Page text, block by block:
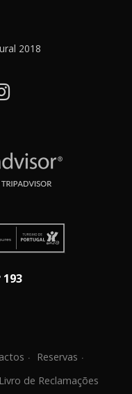
2018
193
Reservas
Livro de Reclamações